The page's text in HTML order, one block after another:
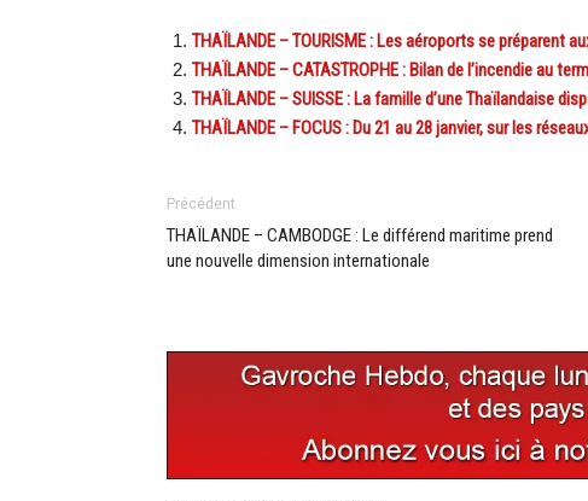
THAÏLANDE – TOURISME : Les aéroports se préparent
THAÏLANDE – CATASTROPHE : Bilan de l’incendie au
THAÏLANDE – SUISSE : La famille d’une Thaïlandaise
THAÏLANDE – FOCUS : Du 21 au 28 janvier, sur les
Précédent
THAÏLANDE – CAMBODGE : Le différend maritime prend
une nouvelle dimension internationale